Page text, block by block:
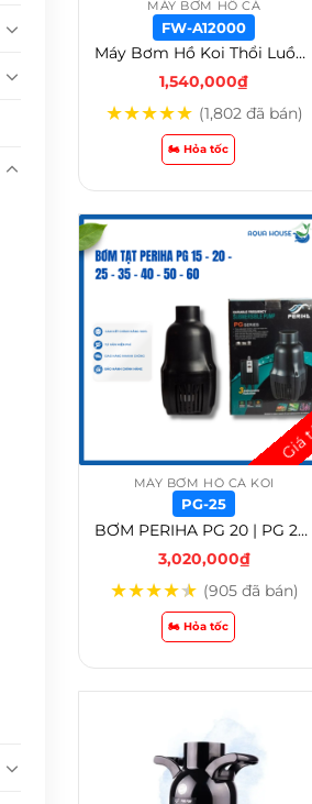
MÁY BƠM HỒ CÁ
FW-A12000
Máy Bơm Hồ Koi Thổi Luồng Ebang FW 12000 / 16000 / 22000 / 26000 / 35000 / 40000 / 45000 / 55000 – FW-A12000
1,540,000₫
★★★★★ (1,802 đã bán)
🏍️ Hỏa tốc
MÁY BƠM HỒ CÁ KOI
PG-25
BƠM PERIHA PG 20 | PG 25 | PG 35 | PG 40 | PG 50 | PG 60 SIÊU TIẾT KIỆM ĐIỆN BƠM TẠT TẠO LUỒNG CẤP LỌC NƯỚC 3 CHẾ ĐỘ – PG-25
3,020,000₫
★★★★★ (905 đã bán)
🏍️ Hỏa tốc